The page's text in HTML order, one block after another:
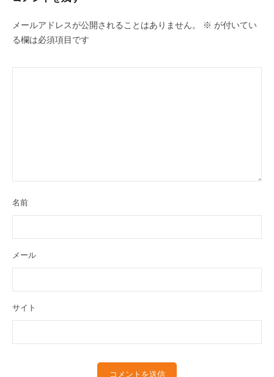
ー
メールアドレスが公開されることはありません。 ※ が付いてい
る欄は必須項目です
名前
メール
サイト